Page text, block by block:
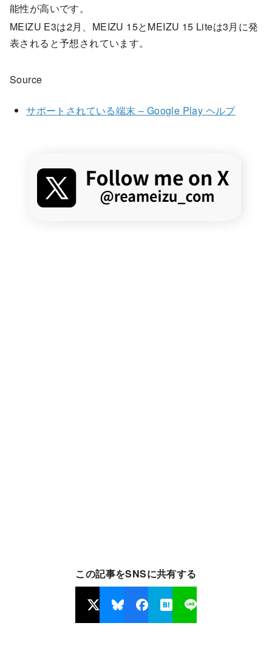
能性が高いです。
MEIZU E3は2月、MEIZU 15とMEIZU 15 Liteは3月に発
表されると予想されています。
Source
サポートされている端末 – Google Play ヘルプ
この記事をSNSに共有する